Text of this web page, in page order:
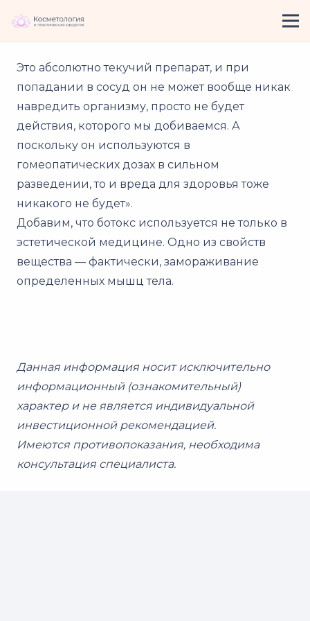
Это абсолютно текучий препарат, и при
попадании в сосуд он не может вообще никак
навредить организму, просто не будет
действия, которого мы добиваемся. А
поскольку он используются в
гомеопатических дозах в сильном
разведении, то и вреда для здоровья тоже
никакого не будет».
Добавим, что ботокс используется не только в
эстетической медицине. Одно из свойств
вещества — фактически, замораживание
определенных мышц тела.
Данная информация носит исключительно
информационный (ознакомительный)
характер и не является индивидуальной
инвестиционной рекомендацией.
Имеются противопоказания, необходима
консультация специалиста.